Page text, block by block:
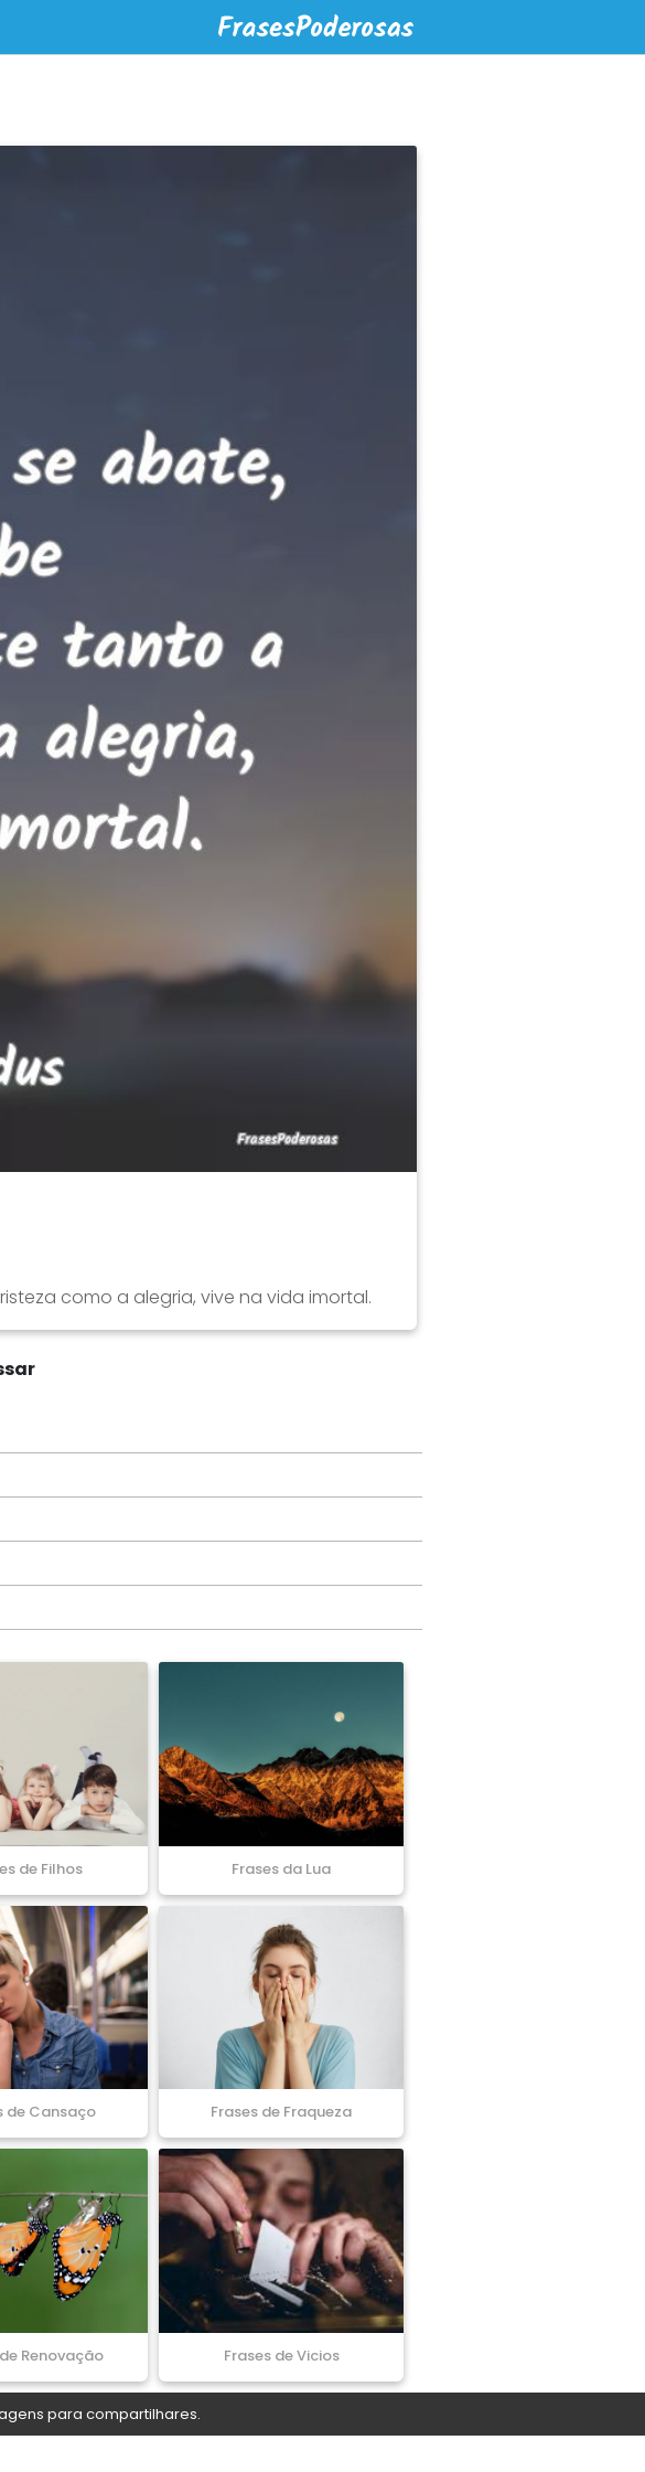
como a alegria, vive na vida imortal.
de Filhos Frases da Lua
de Cansaço Frases de Fraqueza
Renovação Frases de Vicios
para compartilhares.